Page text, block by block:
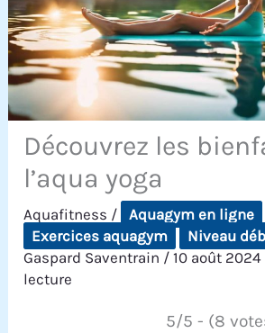
Découvrez les
l’aqua yoga
Aquafitness / Aquagym en ligne
Exercices aquagym
Niveau
Gaspard Saventrain /10 août 2024
lecture
5/5 - (8